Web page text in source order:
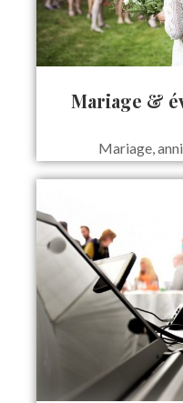
Mariage &
Mariage,